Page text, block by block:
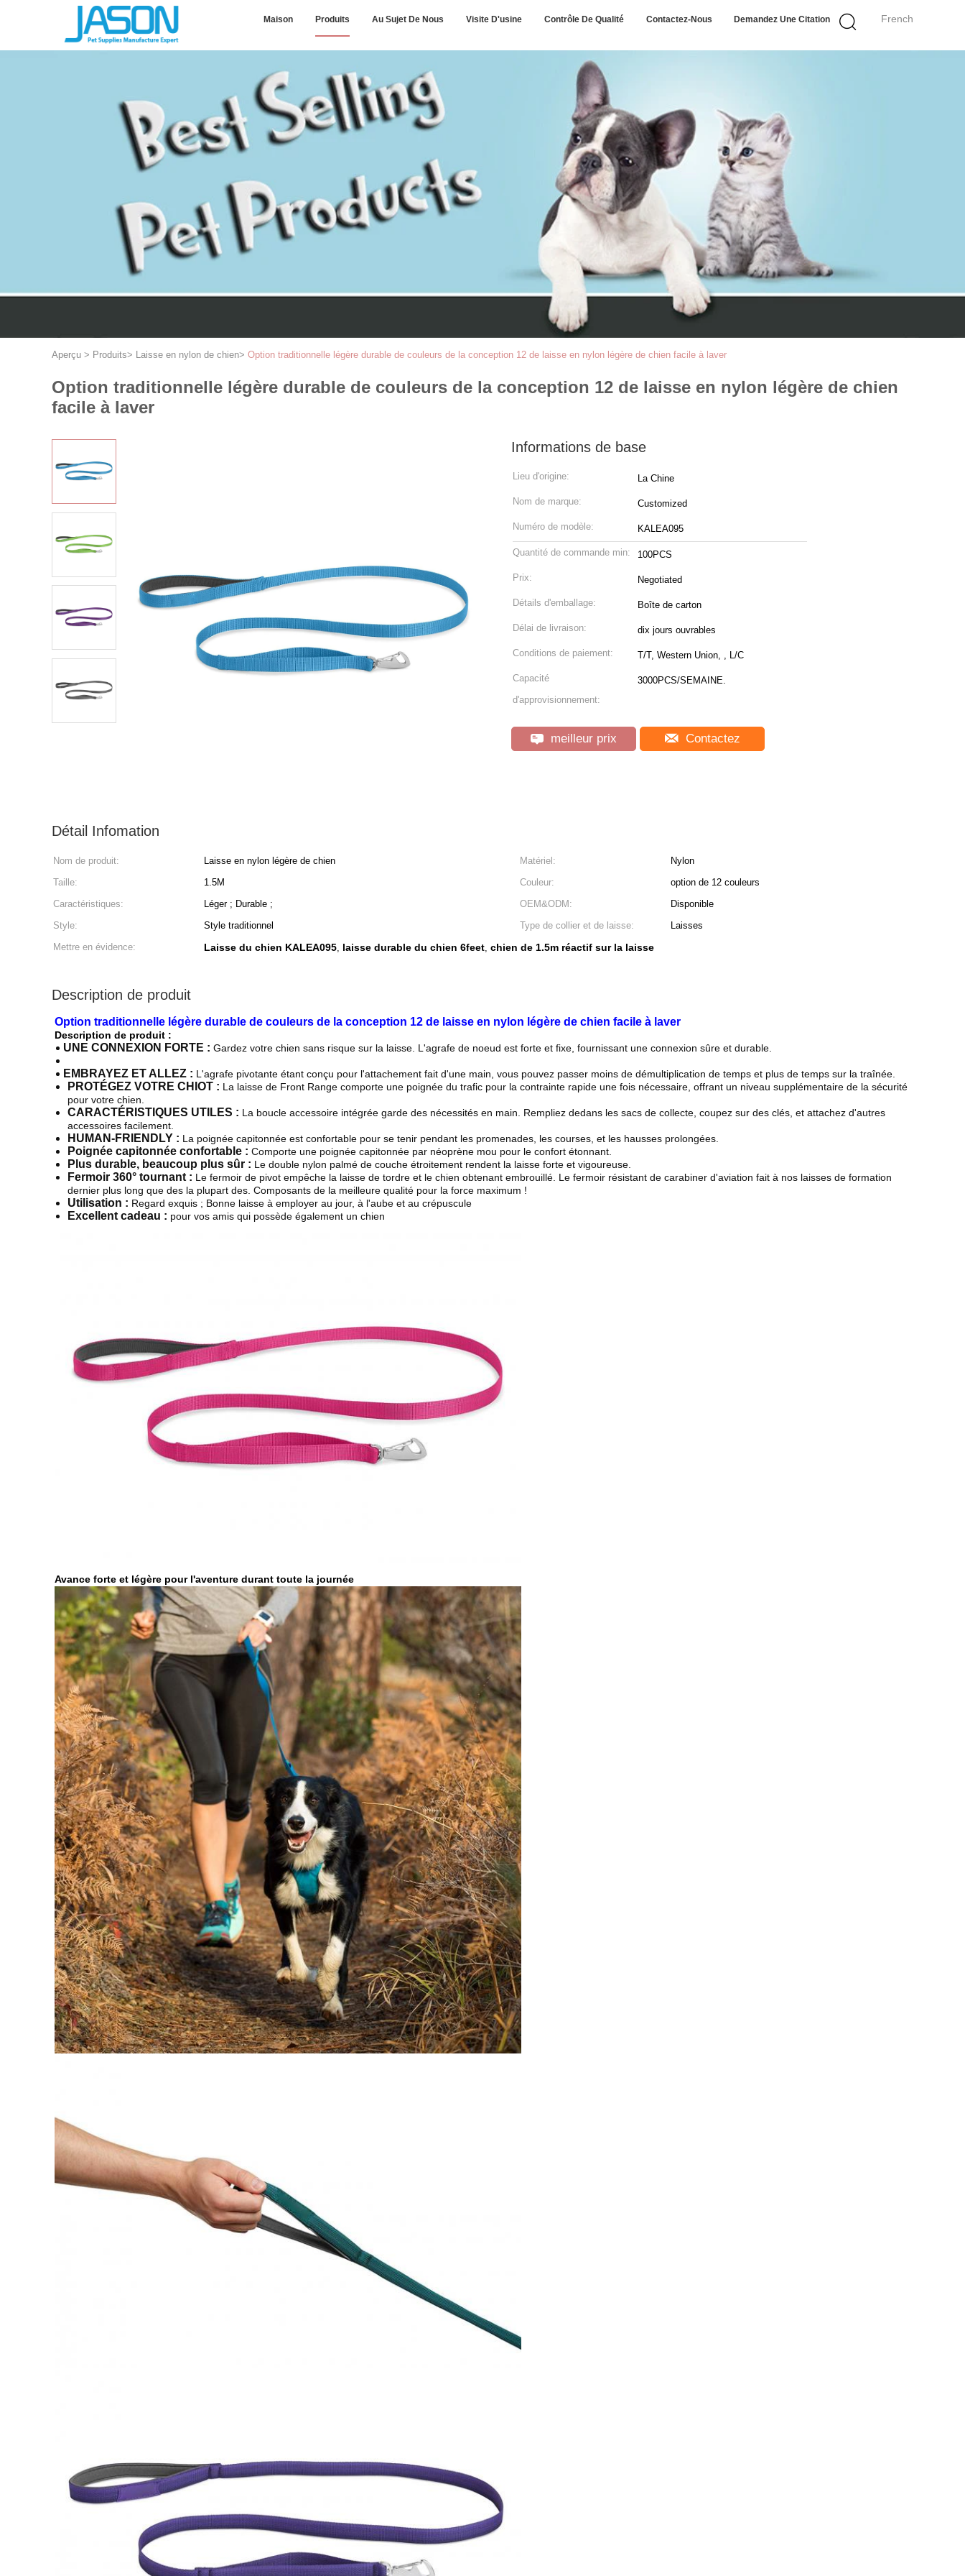
French
Maison Produits Au Sujet De Nous Visite D'usine Contrôle De Qualité Contactez-Nous Demandez Une Citation
Aperçu > Produits> Laisse en nylon de chien> Option traditionnelle légère durable de couleurs de la conception 12 de laisse en nylon légère de chien facile à laver
Option traditionnelle légère durable de couleurs de la conception 12 de laisse en nylon légère de chien
facile à laver
Informations de base
Lieu d'origine: La Chine
Nom de marque: Customized
Numéro de modèle: KALEA095
Quantité de commande min: 100PCS
Prix: Negotiated
Détails d'emballage: Boîte de carton
Délai de livraison: dix jours ouvrables
Conditions de paiement: T/T, Western Union, , L/C
Capacité
d'approvisionnement:
3000PCS/SEMAINE.
meilleur prix Contactez
Détail Infomation
Nom de produit: Laisse en nylon légère de chien Matériel:
Nylon
Taille:
1.5M Couleur:
option de 12 couleurs
Caractéristiques:
Léger ; Durable ; OEM&ODM:
Disponible
Style:
Style traditionnel Type de collier et de laisse:
Laisses
Mettre en évidence:
Laisse du chien KALEA095, laisse durable du chien 6feet, chien de 1.5m réactif sur la laisse
Description de produit
Option traditionnelle légère durable de couleurs de la conception 12 de laisse en nylon légère de chien facile à laver
Description de produit :
UNE CONNEXION FORTE : Gardez votre chien sans risque sur la laisse. L'agrafe de noeud est forte et fixe, fournissant une connexion sûre et durable.
EMBRAYEZ ET ALLEZ : L'agrafe pivotante étant conçu pour l'attachement fait d'une main, vous pouvez passer moins de démultiplication de temps et plus de temps sur la traînée.
PROTÉGEZ VOTRE CHIOT : La laisse de Front Range comporte une poignée du trafic pour la contrainte rapide une fois nécessaire, offrant un niveau supplémentaire de la sécurité
pour votre chien.
CARACTÉRISTIQUES UTILES : La boucle accessoire intégrée garde des nécessités en main. Rempliez dedans les sacs de collecte, coupez sur des clés, et attachez d'autres
accessoires facilement.
HUMAN-FRIENDLY : La poignée capitonnée est confortable pour se tenir pendant les promenades, les courses, et les hausses prolongées.
Poignée capitonnée confortable : Comporte une poignée capitonnée par néoprène mou pour le confort étonnant.
Plus durable, beaucoup plus sûr : Le double nylon palmé de couche étroitement rendent la laisse forte et vigoureuse.
Fermoir 360° tournant : Le fermoir de pivot empêche la laisse de tordre et le chien obtenant embrouillé. Le fermoir résistant de carabiner d'aviation fait à nos laisses de formation
dernier plus long que des la plupart des. Composants de la meilleure qualité pour la force maximum !
Utilisation : Regard exquis ; Bonne laisse à employer au jour, à l'aube et au crépuscule
Excellent cadeau : pour vos amis qui possède également un chien
Avance forte et légère pour l'aventure durant toute la journée